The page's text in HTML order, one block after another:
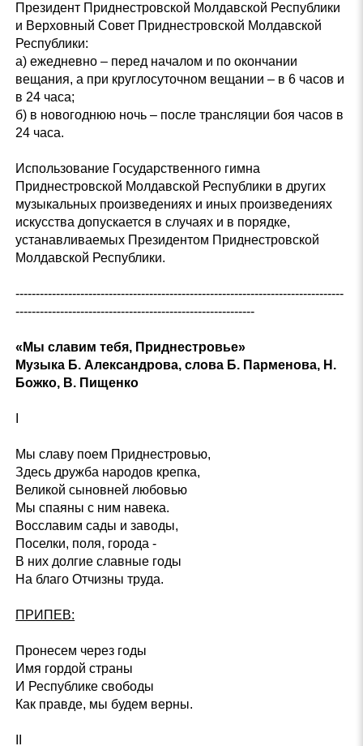
Президент Приднестровской Молдавской Республики
и Верховный Совет Приднестровской Молдавской
Республики:
а) ежедневно – перед началом и по окончании
вещания, а при круглосуточном вещании – в 6 часов и
в 24 часа;
б) в новогоднюю ночь – после трансляции боя часов в
24 часа.
Использование Государственного гимна
Приднестровской Молдавской Республики в других
музыкальных произведениях и иных произведениях
искусства допускается в случаях и в порядке,
устанавливаемых Президентом Приднестровской
Молдавской Республики.
---------------------------------------------------------------------------------
-----------------------------------------------------------
«Мы славим тебя, Приднестровье»
Музыка Б. Александрова, слова Б. Парменова, Н.
Божко, В. Пищенко
Мы славу поем Приднестровью,
Здесь дружба народов крепка,
Великой сыновней любовью
Мы спаяны с ним навека.
Восславим сады и заводы,
Поселки, поля, города -
В них долгие славные годы
На благо Отчизны труда.
ПРИПЕВ:
Пронесем через годы
Имя гордой страны
И Республике свободы
Как правде, мы будем верны.